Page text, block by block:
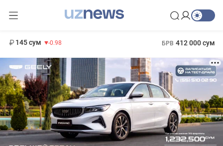
145 сум -0.98 БРВ 412 000 сум